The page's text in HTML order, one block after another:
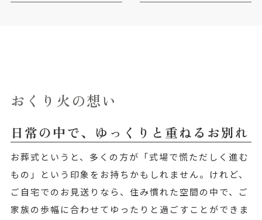
おくり火の想い
日常の中で、ゆっくりと重ねるお別れ
お葬式というと、多くの方が「式場で慌ただしく進む
もの」という印象をお持ちかもしれません。けれど、
ご自宅でのお見送りなら、住み慣れた空間の中で、ご
家族の歩幅に合わせてゆったりと過ごすことができま